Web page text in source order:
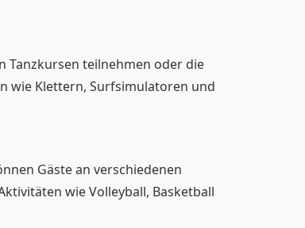
Tanzkursen teilnehmen oder die
wie Klettern, Surfsimulatoren und
Gäste an verschiedenen
wie Volleyball, Basketball